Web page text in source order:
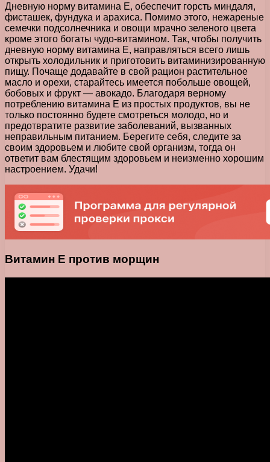
Дневную норму витамина Е, обеспечит горсть миндаля,
фисташек, фундука и арахиса. Помимо этого, нежареные
семечки подсолнечника и овощи мрачно зеленого цвета
кроме этого богаты чудо-витамином. Так, чтобы получить
дневную норму витамина Е, направляться всего лишь
открыть холодильник и приготовить витаминизированную
пищу. Почаще додавайте в свой рацион растительное
масло и орехи, старайтесь имеется побольше овощей,
бобовых и фрукт — авокадо. Благодаря верному
потреблению витамина Е из простых продуктов, вы не
только постоянно будете смотреться молодо, но и
предотвратите развитие заболеваний, вызванных
неправильным питанием. Берегите себя, следите за
своим здоровьем и любите свой организм, тогда он
ответит вам блестящим здоровьем и неизменно хорошим
настроением. Удачи!
Витамин Е против морщин